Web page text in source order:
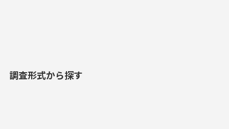
調査形式から探す